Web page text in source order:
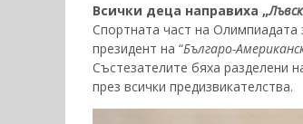
Всички деца направиха „
Спортната част на Олимпиадата
президент на “Българо-
Състезателите бяха разделени
през всички предизвикателства.